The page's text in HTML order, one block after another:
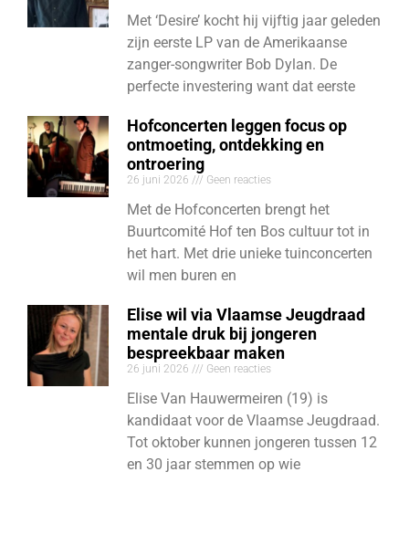
Met ‘Desire’ kocht hij vijftig jaar geleden
zijn eerste LP van de Amerikaanse
zanger-songwriter Bob Dylan. De
perfecte investering want dat eerste
Hofconcerten leggen focus op
ontmoeting, ontdekking en
ontroering
26 juni 2026 Geen reacties
Met de Hofconcerten brengt het
Buurtcomité Hof ten Bos cultuur tot in
het hart. Met drie unieke tuinconcerten
wil men buren en
Elise wil via Vlaamse Jeugdraad
mentale druk bij jongeren
bespreekbaar maken
26 juni 2026 Geen reacties
Elise Van Hauwermeiren (19) is
kandidaat voor de Vlaamse Jeugdraad.
Tot oktober kunnen jongeren tussen 12
en 30 jaar stemmen op wie